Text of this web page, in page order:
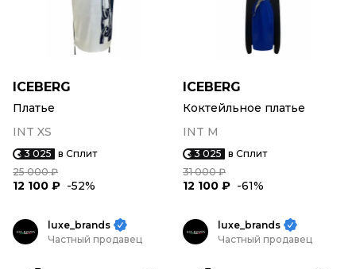
ICEBERG
Платье
INT XS
3 025 в Сплит
25 000 ₽
12 100 ₽ -52%
ICEBERG
Коктейльное платье
INT M
3 025 в Сплит
31 000 ₽
12 100 ₽ -61%
luxe_brands
Частный продавец
luxe_brands
Частный продавец